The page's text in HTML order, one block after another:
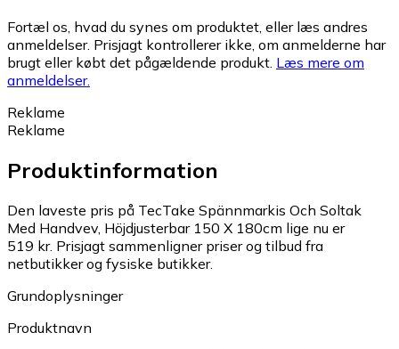
Fortæl os, hvad du synes om produktet, eller læs andres
anmeldelser. Prisjagt kontrollerer ikke, om anmelderne har
brugt eller købt det pågældende produkt. Læs mere om
anmeldelser.
Reklame
Reklame
Produktinformation
Den laveste pris på TecTake Spännmarkis Och Soltak
Med Handvev, Höjdjusterbar 150 X 180cm lige nu er
519 kr. Prisjagt sammenligner priser og tilbud fra
netbutikker og fysiske butikker.
Grundoplysninger
Produktnavn